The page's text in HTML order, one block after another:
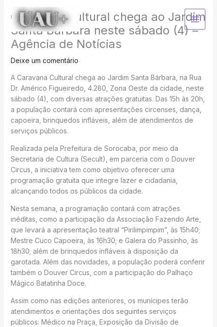
para
conteúdo
Caravana Cultural chega ao Jardim
Santa Bárbara neste sábado (4) –
Agência de Notícias
Deixe um comentário
A Caravana Cultural chega ao Jardim Santa Bárbara, na Rua
Dr. Américo Figueiredo, 4.280, Zona Oeste da cidade, neste
sábado (4), com diversas atrações gratuitas. Das 15h às 20h,
a população contará com apresentações circenses, dança,
capoeira, brinquedos infláveis, além de atendimentos de
serviços públicos.
Realizada pela Prefeitura de Sorocaba, por meio da
Secretaria de Cultura (Secult), em parceria com o Douver
Circus, a iniciativa tem como objetivo oferecer uma
programação gratuita que integre lazer e cidadania,
alcançando todos os públicos da cidade.
Nesta semana, a programação contará com atrações
inéditas, como a participação da Associação Fazendo Arte,
que levará a apresentação teatral “Pirilimpimpim”, às 15h40;
Mestre Cuco Capoeira, às 16h30; e Galera do Passinho, às
18h30; além de brinquedos infláveis à disposição da
garotada. Além das novidades, a população poderá conferir
também o Douver Circus, com a participação do Palhaço
Mágico Batatinha Doce.
Assim como nas edições anteriores, os munícipes terão
atendimentos e orientações dos seguintes serviços
públicos: Médico na Praça, Exposição da Divisão de